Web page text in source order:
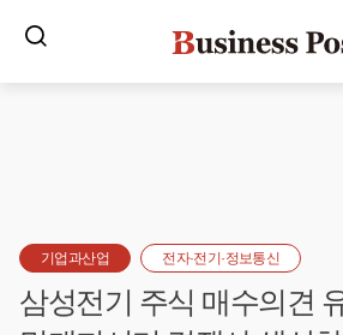
기업과산업 전자·전기·정보통신
삼성전기 주식 매수의견